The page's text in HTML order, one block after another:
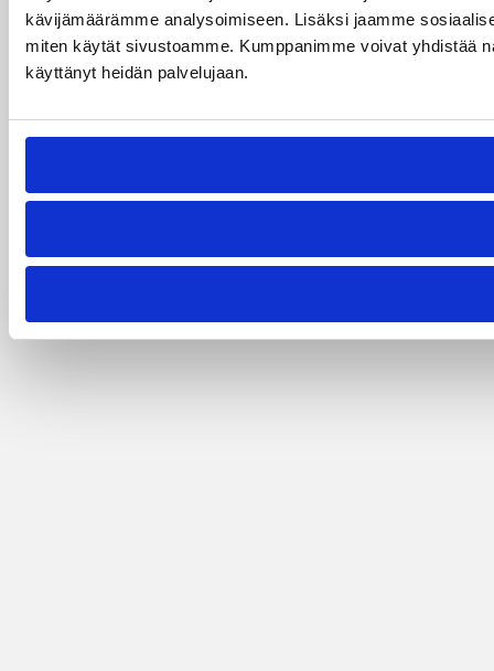
kävijämäärämme analysoimiseen. Lisäksi jaamme
miten käytät sivustoamme. Kumppanimme voivat yhdistää
käyttänyt heidän palvelujaan.